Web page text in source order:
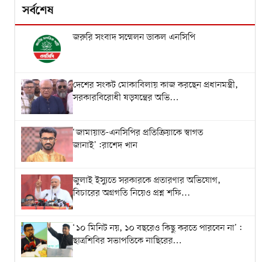
সর্বশেষ
জরুরি সংবাদ সম্মেলন ডাকল এনসিপি
দেশের সংকট মোকাবিলায় কাজ করছেন প্রধানমন্ত্রী,
সরকারবিরোধী ষড়যন্ত্রের অভি...
‘জামায়াত-এনসিপির প্রতিক্রিয়াকে স্বাগত
জানাই’:রাশেদ খান
জুলাই ইস্যুতে সরকারকে প্রতারণার অভিযোগ,
বিচারের অগ্রগতি নিয়েও প্রশ্ন শফি...
‘১০ মিনিট নয়, ১০ বছরেও কিছু করতে পারবেন না’:
ছাত্রশিবির সভাপতিকে নাছিরের...